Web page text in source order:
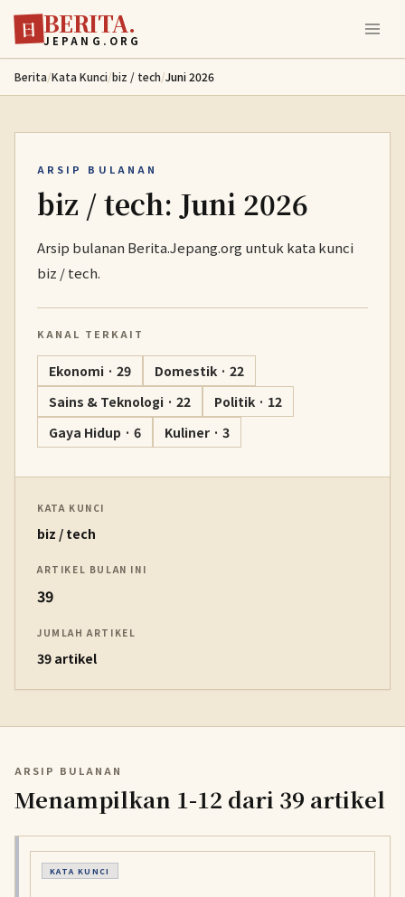
Lewati ke konten utama
日 BERITA.
JEPANG.ORG
Berita/Kata Kunci/biz / tech/Juni 2026
ARSIP BULANAN
biz / tech: Juni 2026
Arsip bulanan Berita.Jepang.org untuk kata kunci
biz / tech.
KANAL TERKAIT
Ekonomi · 29
Domestik · 22
Sains & Teknologi · 22
Politik · 12
Gaya Hidup · 6
Kuliner · 3
KATA KUNCI
biz / tech
ARTIKEL BULAN INI
39
JUMLAH ARTIKEL
39 artikel
ARSIP BULANAN
Menampilkan 1-12 dari 39 artikel
KATA KUNCI